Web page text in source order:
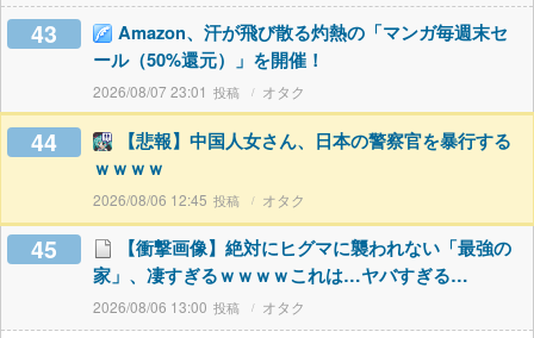
43
Amazon、汗が飛び散る灼熱の「マンガ毎週末セ
ール（50%還元）」を開催！
2026/08/07 23:01 オタク
44
【悲報】中国人女さん、日本の警察官を暴行する
ｗｗｗｗ
2026/08/06 12:45 オタク
45
【衝撃画像】絶対にヒグマに襲われない「最強の
家」、凄すぎるｗｗｗｗこれは…ヤバすぎる…
2026/08/06 13:00 オタク